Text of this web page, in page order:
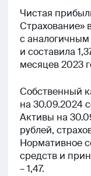
Чистая
Страхование»
с аналогичным
и составила
месяцев 2023
Собственный
на 30.09.2024
Активы на
рублей,
Нормативное
средств и
– 1,47.